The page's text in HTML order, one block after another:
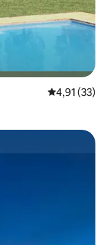
4,91 de uma
4,91 (33)